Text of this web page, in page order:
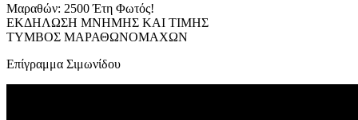
Μαραθών: 2500 Έτη Φωτός!
ΕΚΔΗΛΩΣΗ ΜΝΗΜΗΣ ΚΑΙ ΤΙΜΗΣ
ΤΥΜΒΟΣ ΜΑΡΑΘΩΝΟΜΑΧΩΝ
Επίγραμμα Σιμωνίδου